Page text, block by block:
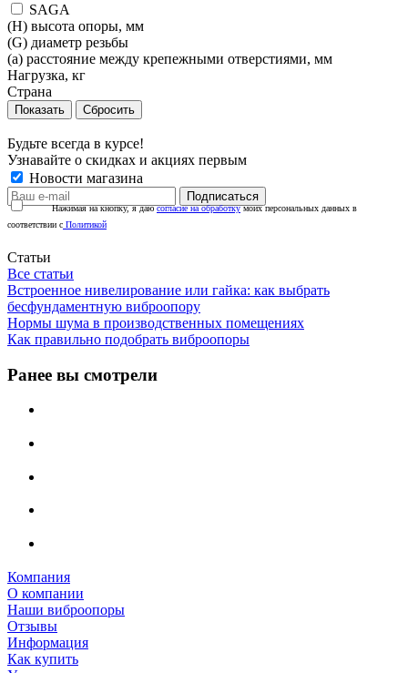
SAGA
(H) высота опоры, мм
(G) диаметр резьбы
(a) расстояние между крепежными отверстиями, мм
Нагрузка, кг
Страна
Сбросить
Будьте всегда в курсе!
Узнавайте о скидках и акциях первым
Новости магазина
Нажимая на кнопку, я даюсогласие на обработкумоих персональных данных в
соответствии с Политикой
Статьи
Все статьи
Встроенное нивелирование или гайка: как выбрать
бесфундаментную виброопору
Нормы шума в производственных помещениях
Как правильно подобрать виброопоры
Ранее вы смотрели
Компания
О компании
Наши виброопоры
Отзывы
Информация
Как купить